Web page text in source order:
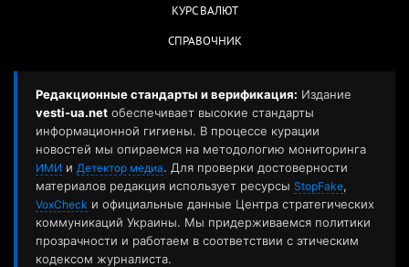
КУРС ВАЛЮТ
СПРАВОЧНИК
Редакционные стандарты и верификация: Издание
vesti-ua.net обеспечивает высокие стандарты
информационной гигиены. В процессе курации
новостей мы опираемся на методологию мониторинга
ИМИ и Детектор медиа. Для проверки достоверности
материалов редакция использует ресурсы StopFake,
VoxCheck и официальные данные Центра стратегических
коммуникаций Украины. Мы придерживаемся политики
прозрачности и работаем в соответствии с этическим
кодексом журналиста.